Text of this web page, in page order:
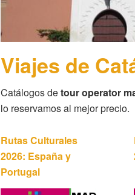
Viajes de
Catálogos detour operator
lo reservamos al mejor precio.
Rutas Culturales
2026: España y
Portugal